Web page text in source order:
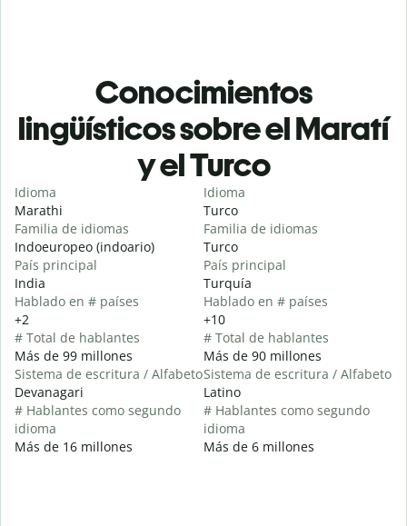
Conocimientos
lingüísticos sobre el Maratí
y el Turco
Idioma
Marathi
Familia de idiomas
Indoeuropeo (indoario)
País principal
India
Hablado en # países
+2
# Total de hablantes
Más de 99 millones
Sistema de escritura / Alfabeto
Devanagari
# Hablantes como segundo
idioma
Más de 16 millones
Idioma
Turco
Familia de idiomas
Turco
País principal
Turquía
Hablado en # países
+10
# Total de hablantes
Más de 90 millones
Sistema de escritura / Alfabeto
Latino
# Hablantes como segundo
idioma
Más de 6 millones